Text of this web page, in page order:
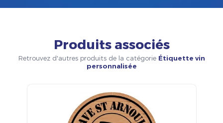
Produits associés
Retrouvez d'autres produits de la catégorie Étiquette vin
personnalisée